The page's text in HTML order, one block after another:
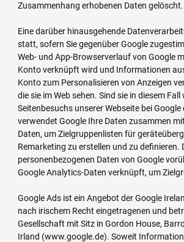
Zusammenhang erhobenen Daten gelöscht.
Eine darüber hinausgehende
statt, sofern Sie gegenüber Google
Web- und App-Browserverlauf von Google
Konto verknüpft wird und Informationen
Konto zum Personalisieren von Anzeigen
die sie im Web sehen. Sind sie in diesem
Seitenbesuchs unserer Webseite bei Google
verwendet Google Ihre Daten zusammen
Daten, um Zielgruppenlisten für
Remarketing zu erstellen und zu definieren.
personenbezogenen Daten von Google
Google Analytics-Daten verknüpft, um
Google Ads ist ein Angebot der Google
nach irischem Recht eingetragenen und
Gesellschaft mit Sitz in Gordon House,
Irland (www.google.de). Soweit